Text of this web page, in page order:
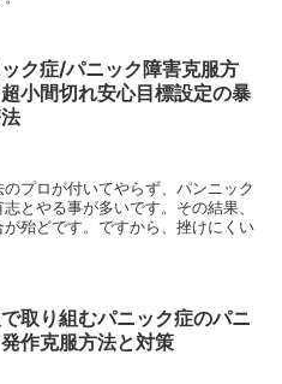
ク症/パニック障害克服方
小間切れ安心目標設定の暴
プロが付いてやらず、パンニック
とやる事が多いです。その結果、
殆どです。ですから、挫けにくい
取り組むパニック症のパニ
作克服方法と対策